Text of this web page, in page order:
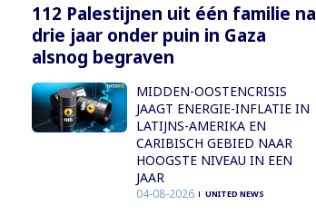
112 Palestijnen uit één familie na
drie jaar onder puin in Gaza
alsnog begraven
MIDDEN-OOSTENCRISIS
JAAGT ENERGIE-INFLATIE IN
LATIJNS-AMERIKA EN
CARIBISCH GEBIED NAAR
HOOGSTE NIVEAU IN EEN
JAAR
04-08-2026 UNITED NEWS